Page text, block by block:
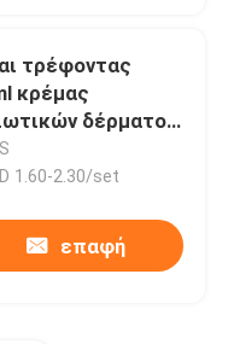
τρέφοντας
κρέμας
δέρματος
προστασίας του
1.60-2.30/set
επαφή